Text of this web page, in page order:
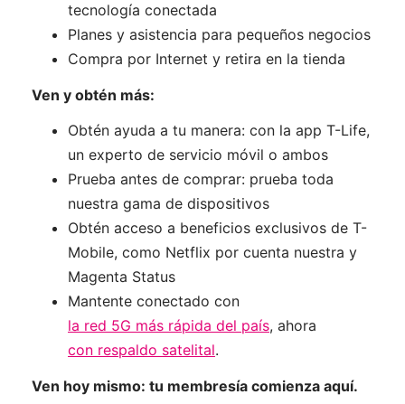
tecnología conectada
Planes y asistencia para pequeños negocios
Compra por Internet y retira en la tienda
Ven y obtén más:
Obtén ayuda a tu manera: con la app T-Life,
un experto de servicio móvil o ambos
Prueba antes de comprar: prueba toda
nuestra gama de dispositivos
Obtén acceso a beneficios exclusivos de T-
Mobile, como Netflix por cuenta nuestra y
Magenta Status
Mantente conectado con
la red 5G más rápida del país, ahora
con respaldo satelital.
Ven hoy mismo: tu membresía comienza aquí.